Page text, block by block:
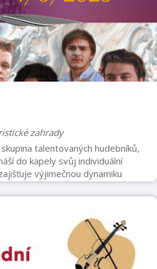
zahrady
talentovaných hudebníků,
do kapely svůj individuální
výjimečnou dynamiku
žánrově bohatý repertoár
a nápaditou improvizací. Kromě
interpretů (Wayne
nebo Carla Bley) uslyšíte i
Robin Galia (piano), František
Kalfus (saxofon), František
...